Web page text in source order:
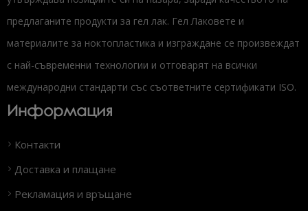
предлаганите продукти за гел лак. Гел Лаковете и
материалите за ноктопластика и изграждане се произвеждат
с най-съвременни технологии и отговарят на всички
международни стандарти със съответните сертификати ISO.
Информация
Контакти
Доставка и плащане
Рекламация и връщане